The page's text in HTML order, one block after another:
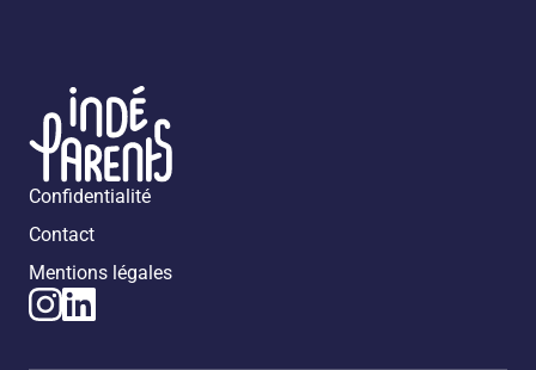
Confidentialité
Contact
Mentions légales